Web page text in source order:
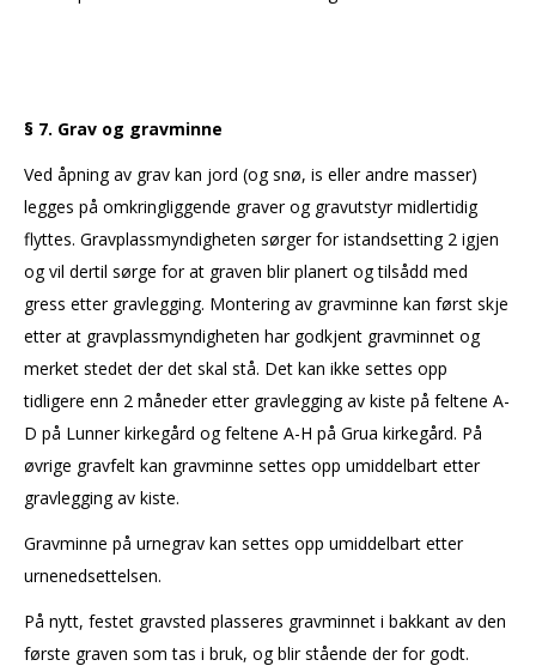
§ 7. Grav og gravminne
Ved åpning av grav kan jord (og snø, is eller andre masser)
legges på omkringliggende graver og gravutstyr midlertidig
flyttes. Gravplassmyndigheten sørger for istandsetting 2 igjen
og vil dertil sørge for at graven blir planert og tilsådd med
gress etter gravlegging. Montering av gravminne kan først skje
etter at gravplassmyndigheten har godkjent gravminnet og
merket stedet der det skal stå. Det kan ikke settes opp
tidligere enn 2 måneder etter gravlegging av kiste på feltene A-
D på Lunner kirkegård og feltene A-H på Grua kirkegård. På
øvrige gravfelt kan gravminne settes opp umiddelbart etter
gravlegging av kiste.
Gravminne på urnegrav kan settes opp umiddelbart etter
urnenedsettelsen.
På nytt, festet gravsted plasseres gravminnet i bakkant av den
første graven som tas i bruk, og blir stående der for godt.